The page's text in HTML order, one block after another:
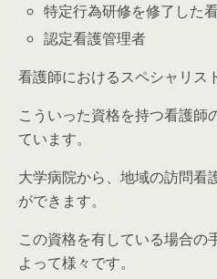
特定行為研修を修了した
認定看護管理者
看護師におけるスペシャリス
こういった資格を持つ看護師
ています。
大学病院から、地域の訪問看
ができます。
この資格を有している場合の
よって様々です。